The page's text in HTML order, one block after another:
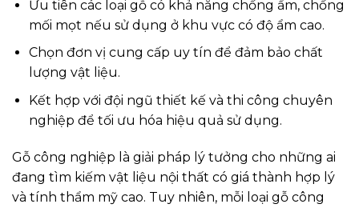
Ưu tiên các loại gỗ có khả năng chống ẩm, chống
mối mọt nếu sử dụng ở khu vực có độ ẩm cao.
Chọn đơn vị cung cấp uy tín để đảm bảo chất
lượng vật liệu.
Kết hợp với đội ngũ thiết kế và thi công chuyên
nghiệp để tối ưu hóa hiệu quả sử dụng.
Gỗ công nghiệp là giải pháp lý tưởng cho những ai
đang tìm kiếm vật liệu nội thất có giá thành hợp lý
và tính thẩm mỹ cao. Tuy nhiên, mỗi loại gỗ công